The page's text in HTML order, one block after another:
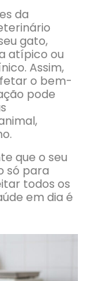
da
gato,
atípico ou
Assim,
o bem-
pode
que o seu
só para
todos os
em dia é